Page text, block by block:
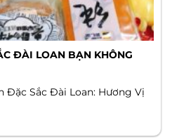
ĐÀI LOAN BẠN KHÔNG
Đặc Sắc Đài Loan: Hương Vị